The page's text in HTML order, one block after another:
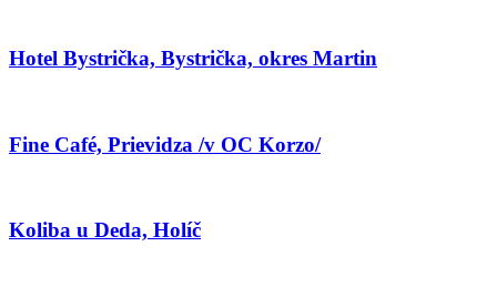
Hotel Bystrička, Bystrička, okres Martin
Fine Café, Prievidza /v OC Korzo/
Koliba u Deda, Holíč